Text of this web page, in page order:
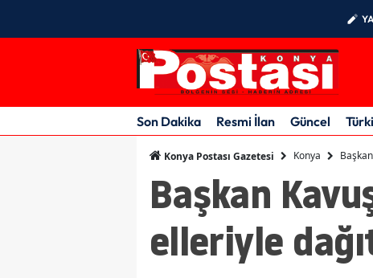
Son Dakika Resmi İlan Güncel
Konya Postası Gazetesi Konya
Başkan
elleriyle